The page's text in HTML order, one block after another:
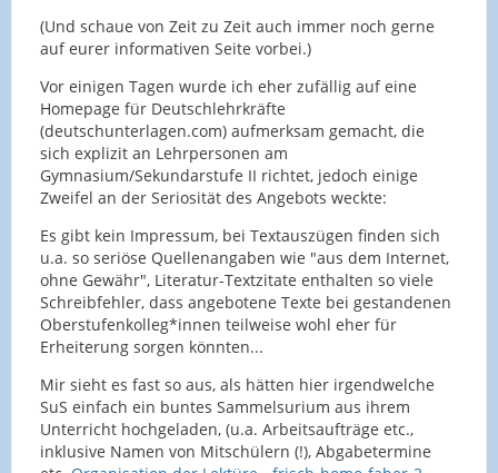
(Und schaue von Zeit zu Zeit auch immer noch gerne
auf eurer informativen Seite vorbei.)
Vor einigen Tagen wurde ich eher zufällig auf eine
Homepage für Deutschlehrkräfte
(deutschunterlagen.com) aufmerksam gemacht, die
sich explizit an Lehrpersonen am
Gymnasium/Sekundarstufe II richtet, jedoch einige
Zweifel an der Seriosität des Angebots weckte:
Es gibt kein Impressum, bei Textauszügen finden sich
u.a. so seriöse Quellenangaben wie "aus dem Internet,
ohne Gewähr", Literatur-Textzitate enthalten so viele
Schreibfehler, dass angebotene Texte bei gestandenen
Oberstufenkolleg*innen teilweise wohl eher für
Erheiterung sorgen könnten...
Mir sieht es fast so aus, als hätten hier irgendwelche
SuS einfach ein buntes Sammelsurium aus ihrem
Unterricht hochgeladen, (u.a. Arbeitsaufträge etc.,
inklusive Namen von Mitschülern (!), Abgabetermine